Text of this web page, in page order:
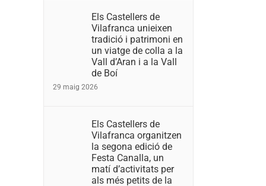
Els Castellers de
Vilafranca unieixen
tradició i patrimoni en
un viatge de colla a la
Vall d’Aran i a la Vall
de Boí
29 maig 2026
Els Castellers de
Vilafranca organitzen
la segona edició de
Festa Canalla, un
matí d’activitats per
als més petits de la